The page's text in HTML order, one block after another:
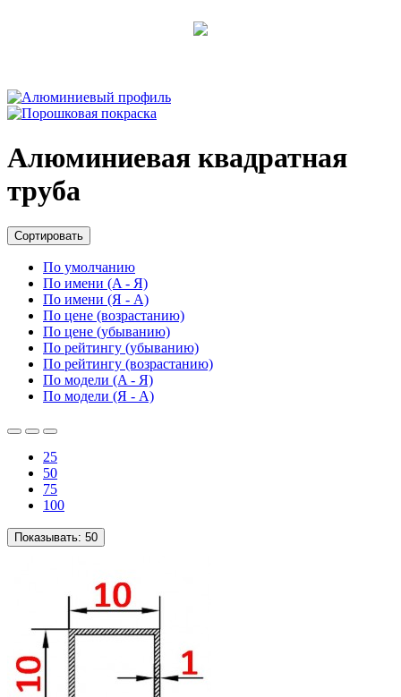
Алюминиевая квадратная
труба
Сортировать
По умолчанию
По имени (A - Я)
По имени (Я - A)
По цене (возрастанию)
По цене (убыванию)
По рейтингу (убыванию)
По рейтингу (возрастанию)
По модели (A - Я)
По модели (Я - A)
25
50
75
100
Показывать: 50